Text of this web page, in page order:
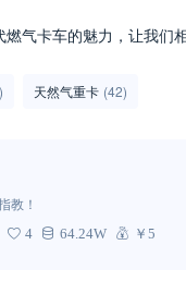
气卡车的魅力，让我们
天然气重卡 (42)
教！
4 64.24W ￥5